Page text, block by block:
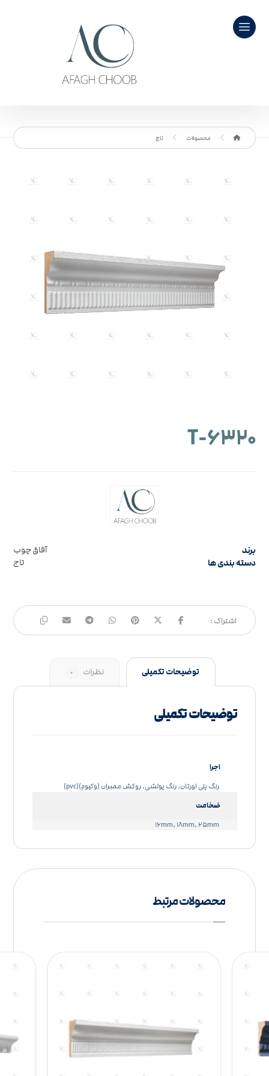
محصولات تاج
۶۳۲۰-T
برند آفاق چوب
دسته بندی ها تاج
توضیحات تکمیلی نظرات ۰
توضیحات تکمیلی
اجرا
رنگ پلی اورتان, رنگ پولشی, روکش ممبران (وکیوم)(pvc)
ضخامت
۱۶mm, ۱۸mm, ۲۵mm
محصولات مرتبط